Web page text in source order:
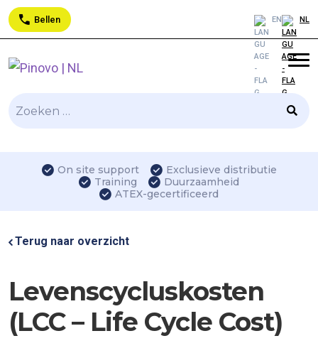
Bellen EN NL
Zoeken
On site support
Exclusieve distributie
Training
Duurzaamheid
ATEX-gecertificeerd
Terug naar overzicht
Levenscycluskosten
(LCC – Life Cycle Cost)